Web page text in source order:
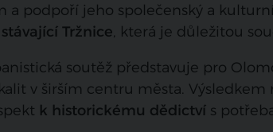
a podpoří jeho společenský a
Tržnice, která je důležitou
soutěž představuje pro
v širším centru města.
k historickému dědictví s